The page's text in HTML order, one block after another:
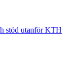
stöd utanför KTH